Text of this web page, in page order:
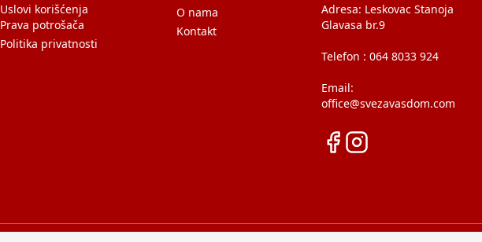
Uslovi korišćenja
Prava potrošača
Politika privatnosti
O nama
Kontakt
Adresa: Leskovac Stanoja
Glavasa br.9
Telefon : 064 8033 924
Email:
office@svezavasdom.com